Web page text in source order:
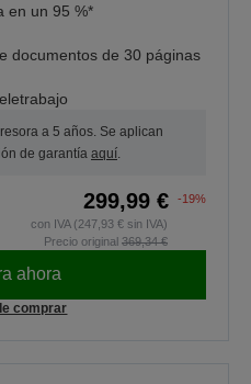
en un 95 %*
documentos de 30 páginas
a 5 años. Se aplican
de garantía aquí
299,99 €
-19%
con IVA (247,93 € sin IVA)
Precio original 369,34 €
ahora
comprar